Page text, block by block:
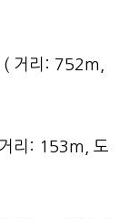
거리: 752m,
리: 153m, 도